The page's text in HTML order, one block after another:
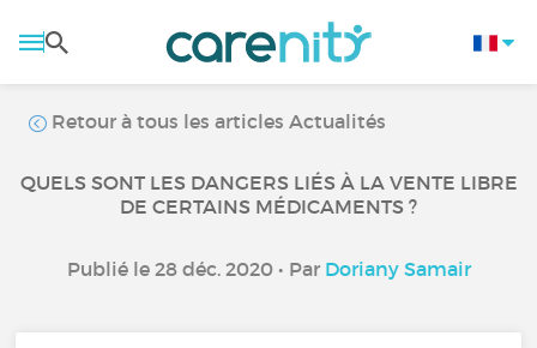
Retour à tous les articles Actualités
QUELS SONT LES DANGERS LIÉS À LA VENTE LIBRE
DE CERTAINS MÉDICAMENTS ?
Publié le 28 déc. 2020 • Par Doriany Samair